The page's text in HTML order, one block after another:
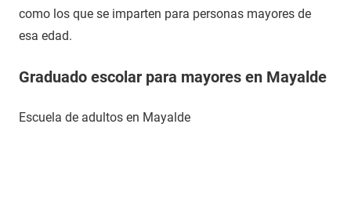
como los que se imparten para personas mayores de
esa edad.
Graduado escolar para mayores en Mayalde
Escuela de adultos en Mayalde